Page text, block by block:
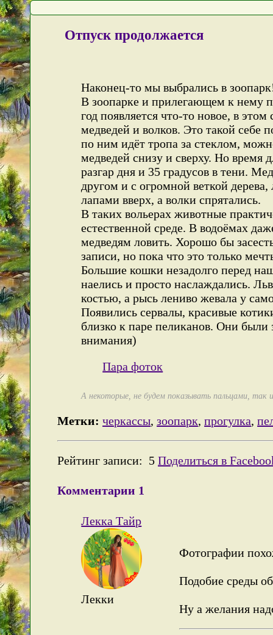
Отпуск продолжается
Наконец-то мы выбрались в
В зоопарке и прилегающем к нему
год появляется что-то новое, в
медведей и волков. Это такой себе
по ним идёт тропа за стеклом,
медведей снизу и сверху. Но время
разгар дня и 35 градусов в тени.
другом и с огромной веткой
лапами вверх, а волки спрятались.
В таких вольерах животные
естественной среде. В водоёмах
медведям ловить. Хорошо бы
записи, но пока что это только
Большие кошки незадолго перед
наелись и просто наслаждались.
костью, а рысь лениво жевала у
Появились сервалы, красивые
близко к паре пеликанов. Они
внимания)
Пара фоток
А некоторые, не будем показывать пальцами, так
Метки: черкассы, зоопарк,прогулка,
Рейтинг записи: 5 Поделиться в
Комментарии 1
Лекка Тайр
Лекки
Фотографии
Подобие среды
Ну а желания